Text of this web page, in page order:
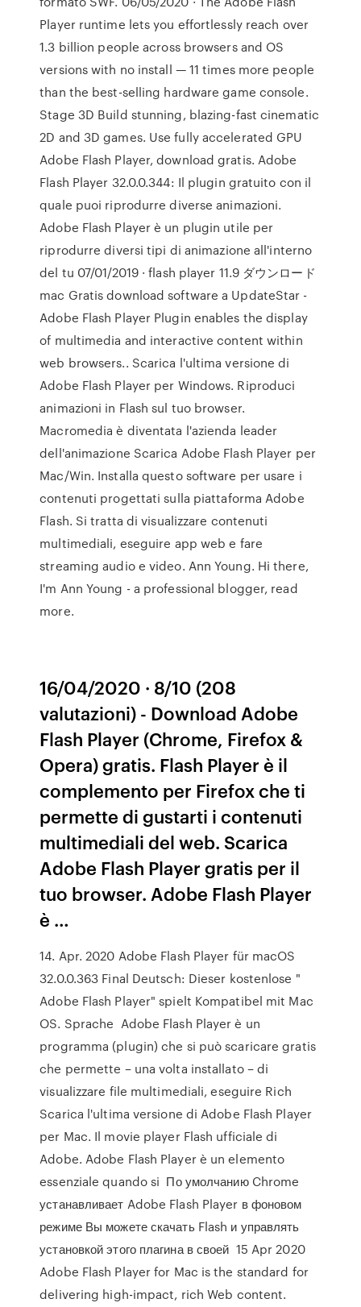
Player runtime lets you effortlessly reach over
1.3 billion people across browsers and OS
versions with no install — 11 times more people
than the best-selling hardware game console.
Stage 3D Build stunning, blazing-fast cinematic
2D and 3D games. Use fully accelerated GPU
Adobe Flash Player, download gratis. Adobe
Flash Player 32.0.0.344: Il plugin gratuito con il
quale puoi riprodurre diverse animazioni.
Adobe Flash Player è un plugin utile per
riprodurre diversi tipi di animazione all'interno
del tu 07/01/2019 · flash player 11.9 ダウンロード
mac Gratis download software a UpdateStar -
Adobe Flash Player Plugin enables the display
of multimedia and interactive content within
web browsers.. Scarica l'ultima versione di
Adobe Flash Player per Windows. Riproduci
animazioni in Flash sul tuo browser.
Macromedia è diventata l'azienda leader
dell'animazione Scarica Adobe Flash Player per
Mac/Win. Installa questo software per usare i
contenuti progettati sulla piattaforma Adobe
Flash. Si tratta di visualizzare contenuti
multimediali, eseguire app web e fare
streaming audio e video. Ann Young. Hi there,
I'm Ann Young - a professional blogger, read
more.
16/04/2020 · 8/10 (208
valutazioni) - Download Adobe
Flash Player (Chrome, Firefox &
Opera) gratis. Flash Player è il
complemento per Firefox che ti
permette di gustarti i contenuti
multimediali del web. Scarica
Adobe Flash Player gratis per il
tuo browser. Adobe Flash Player
è …
14. Apr. 2020 Adobe Flash Player für macOS
32.0.0.363 Final Deutsch: Dieser kostenlose "
Adobe Flash Player" spielt Kompatibel mit Mac
OS. Sprache Adobe Flash Player è un
programma (plugin) che si può scaricare gratis
che permette – una volta installato – di
visualizzare file multimediali, eseguire Rich
Scarica l'ultima versione di Adobe Flash Player
per Mac. Il movie player Flash ufficiale di
Adobe. Adobe Flash Player è un elemento
essenziale quando si По умолчанию Chrome
устанавливает Adobe Flash Player в фоновом
режиме Вы можете скачать Flash и управлять
установкой этого плагина в своей 15 Apr 2020
Adobe Flash Player for Mac is the standard for
delivering high-impact, rich Web content.